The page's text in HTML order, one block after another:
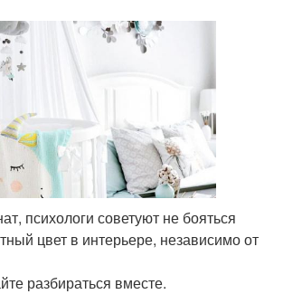
психологи советуют не бояться
цвет в интерьере, независимо от
разбираться вместе.